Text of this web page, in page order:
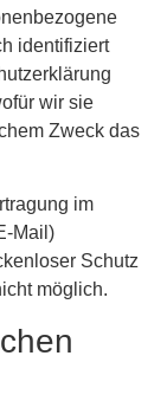
identifiziert
wir sie
Zweck das
im
Mail)
Schutz
möglich.